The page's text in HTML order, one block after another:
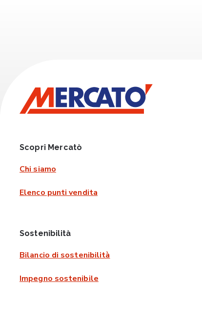
Scopri Mercatò
Chi siamo
Elenco punti vendita
Sostenibilità
Bilancio di sostenibilità
Impegno sostenibile